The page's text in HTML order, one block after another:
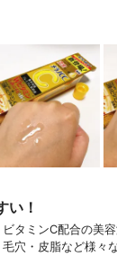
い！
タミンC配合の美
穴・皮脂など様々